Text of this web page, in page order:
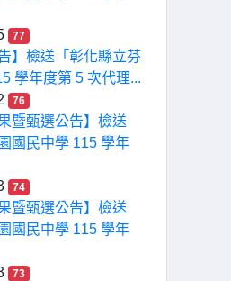
77
】檢送「彰化縣立芬
學年度第 5 次代理...
76
暨甄選公告】檢送
國民中學 115 學年
74
暨甄選公告】檢送
國民中學 115 學年
73